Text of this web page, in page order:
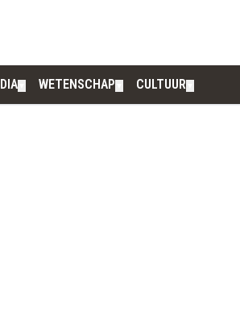
WETENSCHAP CULTUUR